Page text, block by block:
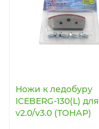
Ножи к ледобуру
ICEBERG-130(L) для
v2.0/v3.0 (ТОНАР)